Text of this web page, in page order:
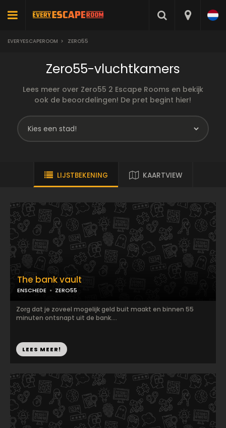
EVERYESCAPEROOM > ZERO55
Zero55-vluchtkamers
Lees meer over Zero55 2 Escape Rooms en bekijk
ook de beoordelingen! De pret begint hier!
LIJSTBEKENING KAARTVIEW
The bank vault
ENSCHEDE ZERO55
Zorg dat je zoveel mogelijk geld buit maakt en binnen 55
minuten ontsnapt uit de bank....
LEES MEER!